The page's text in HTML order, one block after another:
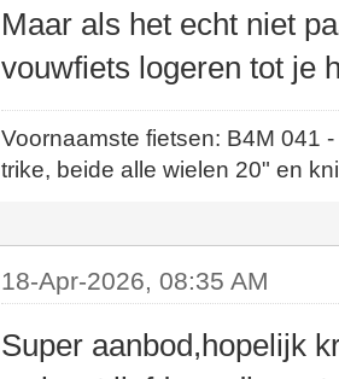
Maar als het echt niet
vouwfiets logeren tot je
Voornaamste fietsen: B4M
trike, beide alle wielen 20" en
18-Apr-2026, 08:35 AM
Super aanbod,hopelijk